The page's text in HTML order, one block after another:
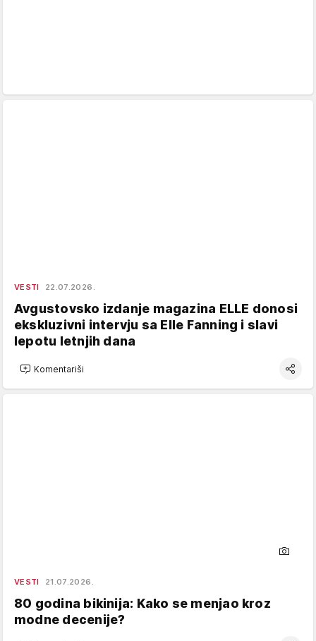
VESTI 22.07.2026.
Avgustovsko izdanje magazina ELLE donosi
ekskluzivni intervju sa Elle Fanning i slavi
lepotu letnjih dana
Komentariši
VESTI 21.07.2026.
80 godina bikinija: Kako se menjao kroz
modne decenije?